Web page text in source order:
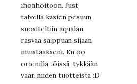
ihonhoitoon. Just
talvella käsien pesuun
suositeltiin aqualan
rasvaa saippuan sijaan
muistaakseni. En oo
orionilla töissä, tykkään
vaan niiden tuotteista :D